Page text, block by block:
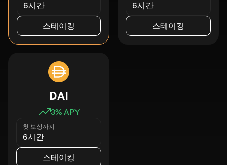
6시간
스테이킹
6시간
스테이킹
DAI
3% APY
첫 보상까지
6시간
스테이킹